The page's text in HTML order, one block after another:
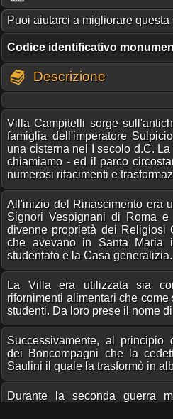
Puoi aiutarci a migliorare
Codice identificativo
Descrizione
Villa Campitelli sorge
famiglia dell'imperatore
una cisterna nel I secolo d.C.
chiamiamo - ed il parco
numerosi rifacimenti e
All'inizio del Rinascimento era
Signori Vespignani di Roma
divenne proprietà dei Religiosi
che avevano in Santa Maria
studentato e la Casa generalizia.
La Villa era utilizzata sia
rifornimenti alimentari che
studenti. Da loro prese il nome
Successivamente, al principio
dei Boncompagni che la
Saulini il quale la trasformò in
Durante la seconda guerra